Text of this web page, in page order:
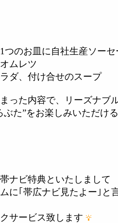
つのお皿に自社生産ソー
ムレツ
ダ、付け合せのスープ
った内容で、リーズナブ
ぶた”をお楽しみいただけ
ナビ特典といたしまして
に｢帯広ナビ見たよー｣と
サービス致します